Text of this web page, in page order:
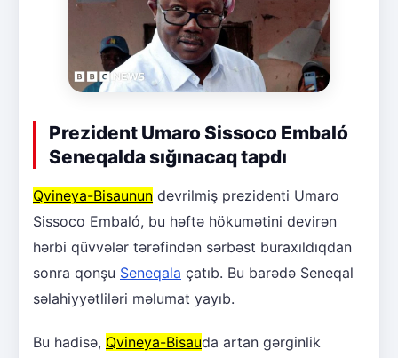
Prezident Umaro Sissoco Embaló
Seneqalda sığınacaq tapdı
Qvineya-Bisaunun devrilmiş prezidenti Umaro
Sissoco Embaló, bu həftə hökumətini devirən
hərbi qüvvələr tərəfindən sərbəst buraxıldıqdan
sonra qonşu Seneqala çatıb. Bu barədə Seneqal
səlahiyyətliləri məlumat yayıb.
Bu hadisə, Qvineya-Bisauda artan gərginlik